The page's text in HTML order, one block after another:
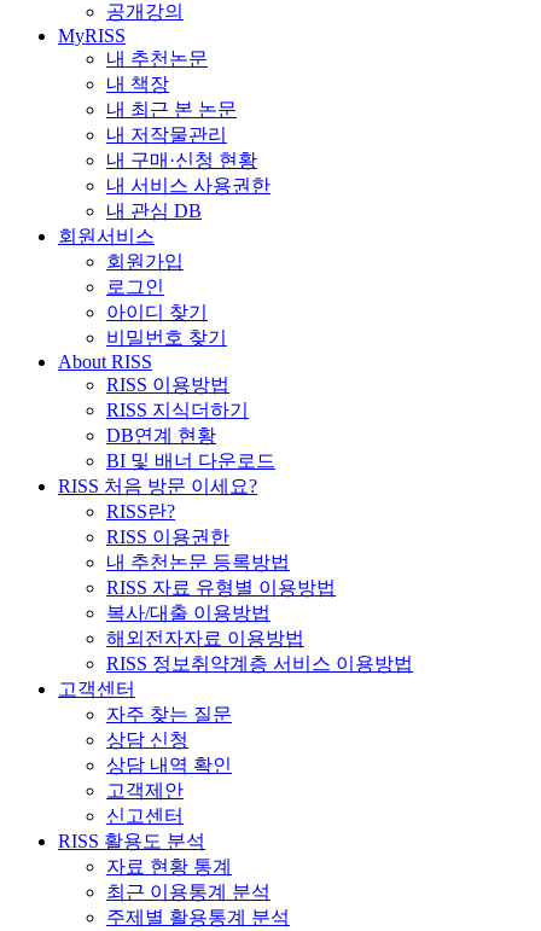
공개강의
MyRISS
내 추천논문
내 책장
내 최근 본 논문
내 저작물관리
내 구매·신청 현황
내 서비스 사용권한
내 관심 DB
회원서비스
회원가입
로그인
아이디 찾기
비밀번호 찾기
About RISS
RISS 이용방법
RISS 지식더하기
DB연계 현황
BI 및 배너 다운로드
RISS 처음 방문 이세요?
RISS란?
RISS 이용권한
내 추천논문 등록방법
RISS 자료 유형별 이용방법
복사/대출 이용방법
해외전자자료 이용방법
RISS 정보취약계층 서비스 이용방법
고객센터
자주 찾는 질문
상담 신청
상담 내역 확인
고객제안
신고센터
RISS 활용도 분석
자료 현황 통계
최근 이용통계 분석
주제별 활용통계 분석